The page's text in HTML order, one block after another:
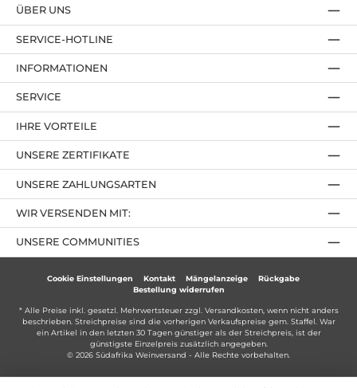
SERVICE-HOTLINE
IHRE VORTEILE
UNSERE ZAHLUNGSARTEN
ÜBER UNS
UNSERE ZERTIFIKATE
INFORMATIONEN
SERVICE
UNSERE COMMUNITIES
WIR VERSENDEN MIT:
Cookie Einstellungen Kontakt Mängelanzeige
Rückgabe
Bestellung widerrufen
* Alle Preise inkl. gesetzl. Mehrwertsteuer zzgl. Versandkosten, wenn nicht anders
beschrieben. Streichpreise sind die vorherigen Verkaufspreise gem. Staffel. War
ein Artikel in den letzten 30 Tagen günstiger als der Streichpreis, ist der
günstigste Einzelpreis zusätzlich angegeben.
© 2026 Südafrika Weinversand - Alle Rechte vorbehalten.